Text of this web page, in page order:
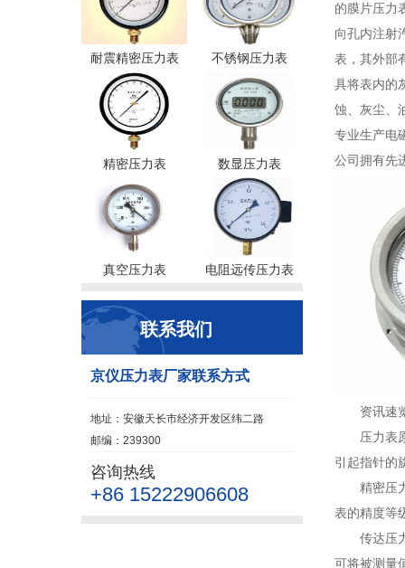
耐震精密压力表 不锈钢压力表
精密压力表 数显压力表
真空压力表 电阻远传压力表
联系我们
京仪压力表厂家联系方式
地址：安徽天长市经济开发区纬二路
邮编：239300
咨询热线
+86 15222906608
的膜片压力
向孔内注射
表，其外部
具将表内的
蚀、灰尘、
专业生产电
公司拥有先
资讯速
压力表
引起指针的
精密压
表的精度等
传达压
可将被测量